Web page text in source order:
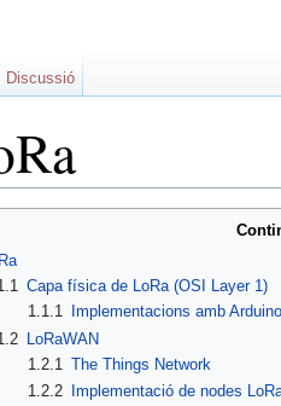
Capa física de LoRa (OSI Layer 1)
1.1.1
Implementacions amb
LoRaWAN
1.2.1
The Things Network
1.2.2
Implementació de nodes
Discussió